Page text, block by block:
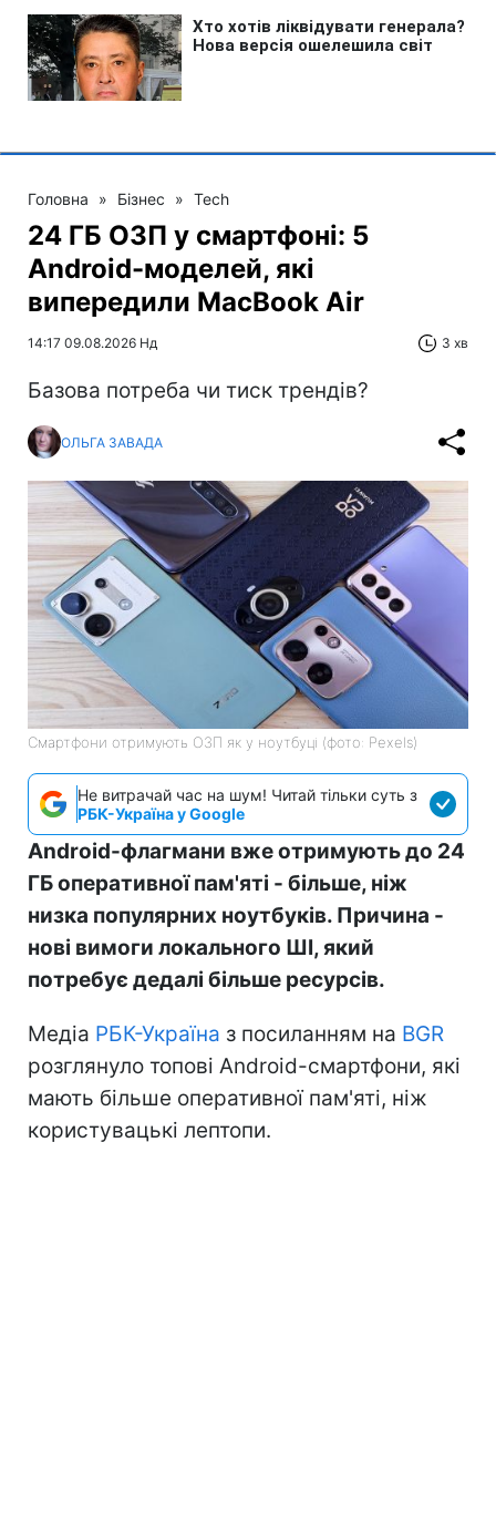
Головна » Бізнес » Tech
24 ГБ ОЗП у смартфоні: 5
Android-моделей, які
випередили MacBook Air
14:17 09.08.2026 Нд 3 хв
Базова потреба чи тиск трендів?
ОЛЬГА ЗАВАДА
Смартфони отримують ОЗП як у ноутбуці (фото: Pexels)
Не витрачай час на шум! Читай тільки суть з
РБК-Україна у Google
Android-флагмани вже отримують до 24
ГБ оперативної пам'яті - більше, ніж
низка популярних ноутбуків. Причина -
нові вимоги локального ШІ, який
потребує дедалі більше ресурсів.
Медіа РБК-Україна з посиланням на BGR
розглянуло топові Android-смартфони, які
мають більше оперативної пам'яті, ніж
користувацькі лептопи.